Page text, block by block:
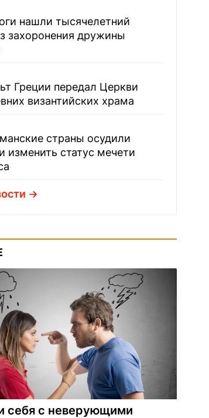
нашли тысячелетний
захоронения дружины
Греции передал Церкви
византийских храма
страны осудили
изменить статус мечети
себя с неверующими